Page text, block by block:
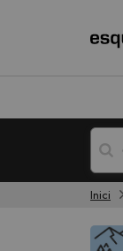
Inici